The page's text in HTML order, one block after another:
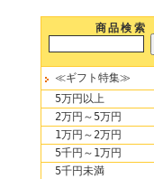
商品検索
≪ギフト特集≫
5万円以上
2万円～5万円
1万円～2万円
5千円～1万円
5千円未満